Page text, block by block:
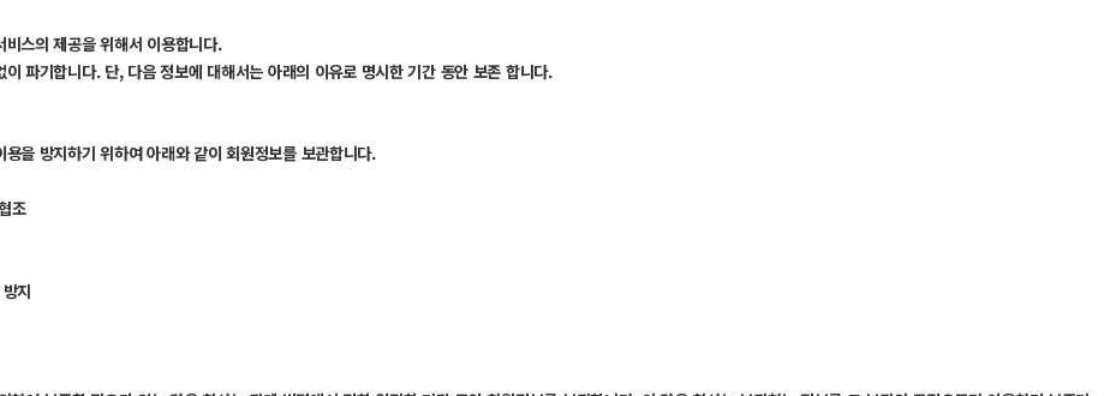
스의 제공을 위해서 이용합니다.
파기합니다. 단, 다음 정보에 대해서는 아래의 이유로 명시한 기간 동안 보존 합니다.
을 방지하기 위하여 아래와 같이 회원정보를 보관합니다.
조
지